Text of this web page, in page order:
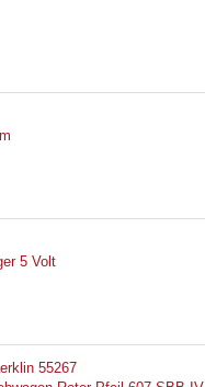
5 Volt
55267